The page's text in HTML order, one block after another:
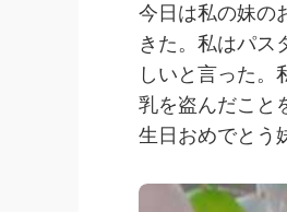
今日は私の妹の
きた。私はパス
しいと言った。
乳を盗んだこと
生日おめでとう